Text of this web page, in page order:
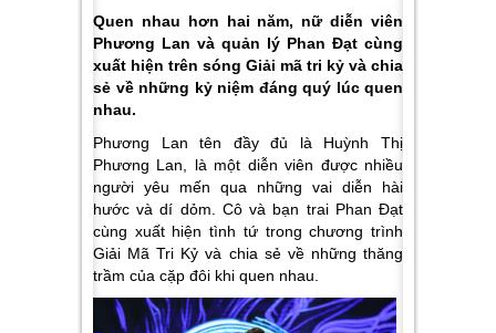
Quen nhau hơn hai năm, nữ diễn viên
Phương Lan và quản lý Phan Đạt cùng
xuất hiện trên sóng Giải mã tri kỷ và chia
sẻ về những kỷ niệm đáng quý lúc quen
nhau.
Phương Lan tên đầy đủ là Huỳnh Thị
Phương Lan, là một diễn viên được nhiều
người yêu mến qua những vai diễn hài
hước và dí dỏm. Cô và bạn trai Phan Đạt
cùng xuất hiện tình tứ trong chương trình
Giải Mã Tri Kỷ và chia sẻ về những thăng
trầm của cặp đôi khi quen nhau.